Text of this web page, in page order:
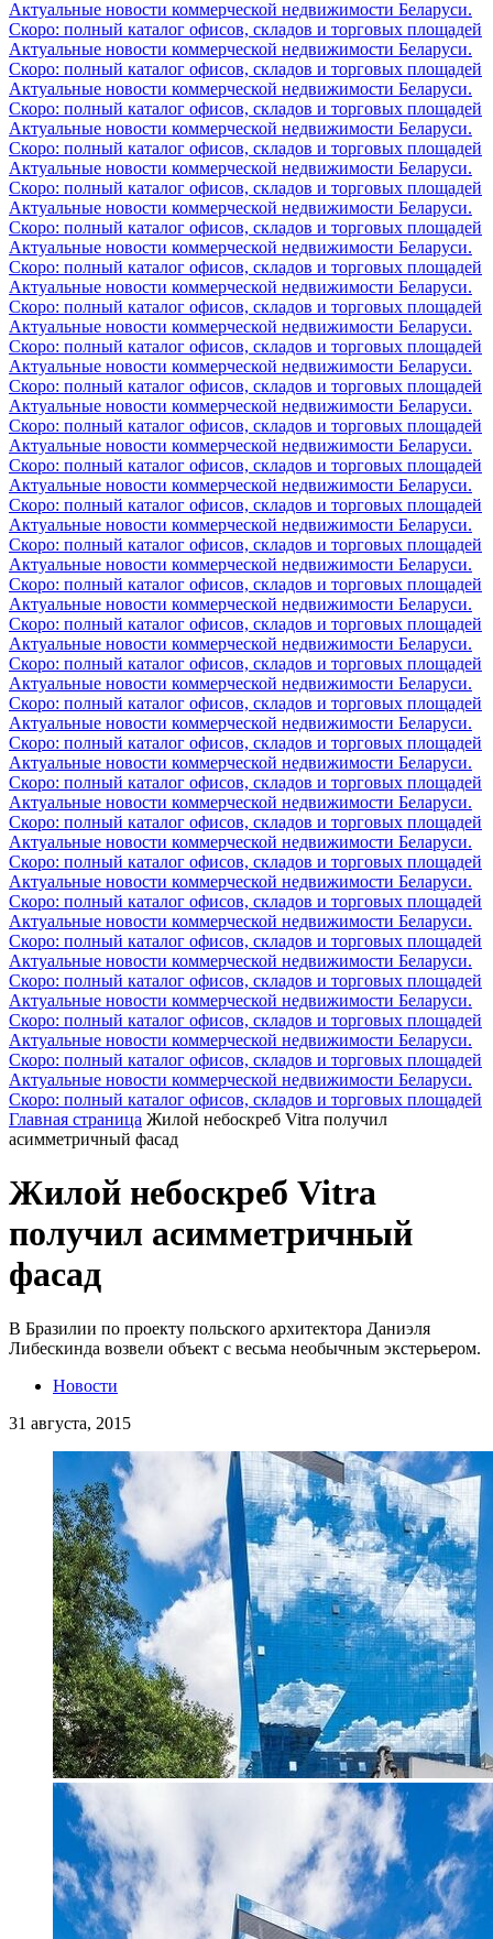
Актуальные новости коммерческой недвижимости Беларуси.
Скоро: полный каталог офисов, складов и торговых площадей
Актуальные новости коммерческой недвижимости Беларуси.
Скоро: полный каталог офисов, складов и торговых площадей
Актуальные новости коммерческой недвижимости Беларуси.
Скоро: полный каталог офисов, складов и торговых площадей
Актуальные новости коммерческой недвижимости Беларуси.
Скоро: полный каталог офисов, складов и торговых площадей
Актуальные новости коммерческой недвижимости Беларуси.
Скоро: полный каталог офисов, складов и торговых площадей
Актуальные новости коммерческой недвижимости Беларуси.
Скоро: полный каталог офисов, складов и торговых площадей
Актуальные новости коммерческой недвижимости Беларуси.
Скоро: полный каталог офисов, складов и торговых площадей
Актуальные новости коммерческой недвижимости Беларуси.
Скоро: полный каталог офисов, складов и торговых площадей
Актуальные новости коммерческой недвижимости Беларуси.
Скоро: полный каталог офисов, складов и торговых площадей
Актуальные новости коммерческой недвижимости Беларуси.
Скоро: полный каталог офисов, складов и торговых площадей
Актуальные новости коммерческой недвижимости Беларуси.
Скоро: полный каталог офисов, складов и торговых площадей
Актуальные новости коммерческой недвижимости Беларуси.
Скоро: полный каталог офисов, складов и торговых площадей
Актуальные новости коммерческой недвижимости Беларуси.
Скоро: полный каталог офисов, складов и торговых площадей
Актуальные новости коммерческой недвижимости Беларуси.
Скоро: полный каталог офисов, складов и торговых площадей
Актуальные новости коммерческой недвижимости Беларуси.
Скоро: полный каталог офисов, складов и торговых площадей
Актуальные новости коммерческой недвижимости Беларуси.
Скоро: полный каталог офисов, складов и торговых площадей
Актуальные новости коммерческой недвижимости Беларуси.
Скоро: полный каталог офисов, складов и торговых площадей
Актуальные новости коммерческой недвижимости Беларуси.
Скоро: полный каталог офисов, складов и торговых площадей
Актуальные новости коммерческой недвижимости Беларуси.
Скоро: полный каталог офисов, складов и торговых площадей
Актуальные новости коммерческой недвижимости Беларуси.
Скоро: полный каталог офисов, складов и торговых площадей
Актуальные новости коммерческой недвижимости Беларуси.
Скоро: полный каталог офисов, складов и торговых площадей
Актуальные новости коммерческой недвижимости Беларуси.
Скоро: полный каталог офисов, складов и торговых площадей
Актуальные новости коммерческой недвижимости Беларуси.
Скоро: полный каталог офисов, складов и торговых площадей
Актуальные новости коммерческой недвижимости Беларуси.
Скоро: полный каталог офисов, складов и торговых площадей
Актуальные новости коммерческой недвижимости Беларуси.
Скоро: полный каталог офисов, складов и торговых площадей
Актуальные новости коммерческой недвижимости Беларуси.
Скоро: полный каталог офисов, складов и торговых площадей
Актуальные новости коммерческой недвижимости Беларуси.
Скоро: полный каталог офисов, складов и торговых площадей
Актуальные новости коммерческой недвижимости Беларуси.
Скоро: полный каталог офисов, складов и торговых площадей
Главная страница Жилой небоскреб Vitra получил
асимметричный фасад
Жилой небоскреб Vitra
получил асимметричный
фасад
В Бразилии по проекту польского архитектора Даниэля
Либескинда возвели объект с весьма необычным экстерьером.
Новости
31 августа, 2015